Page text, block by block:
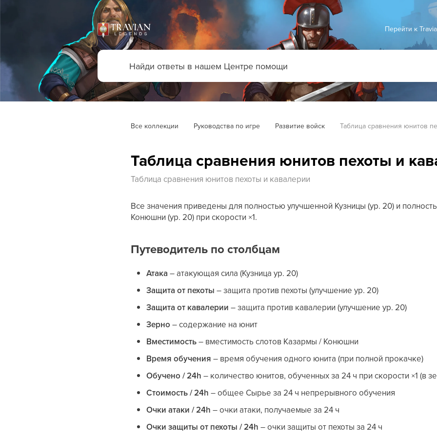
Перейти к
Все коллекции Руководства по игре Развитие войск Таблица сравнения юнитов
Таблица сравнения юнитов пехоты и
Таблица сравнения юнитов пехоты и кавалерии
Все значения приведены для полностью улучшенной Кузницы (ур. 20) и
Конюшни (ур. 20) при скорости ×1.
Путеводитель по столбцам
Атака – атакующая сила (Кузница ур. 20)
Защита от пехоты – защита против пехоты (улучшение ур. 20)
Защита от кавалерии – защита против кавалерии (улучшение ур. 20)
Зерно – содержание на юнит
Вместимость– вместимость слотов Казармы / Конюшни
Время обучения – время обучения одного юнита (при полной прокачке)
Обучено / 24h – количество юнитов, обученных за 24 ч при скорости ×1 (в
Стоимость / 24h – общее Сырье за 24 ч непрерывного обучения
Очки атаки / 24h – очки атаки, получаемые за 24 ч
Очки защиты от пехоты / 24h – очки защиты от пехоты за 24 ч